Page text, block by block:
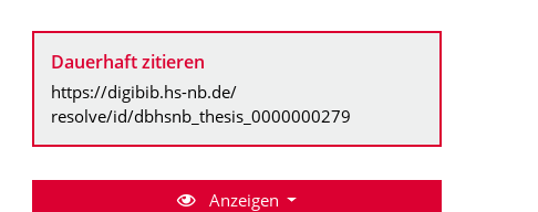
Dauerhaft zitieren
https://digibib.hs-nb.de/
resolve/id/dbhsnb_thesis_0000000279
Anzeigen